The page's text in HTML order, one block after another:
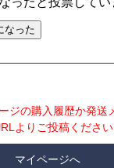
なった
ジの購入履歴か発送
よりご投稿ください
マイページへ